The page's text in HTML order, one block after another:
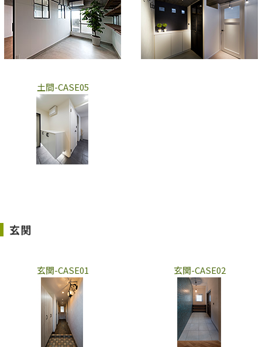
土間-CASE05
玄関
玄関-CASE01 玄関-CASE02